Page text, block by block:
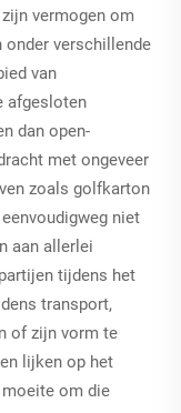
vermogen om
onder verschillende
van
afgesloten
dan open-
met ongeveer
zoals golfkarton
niet
aan allerlei
tijdens het
transport,
of zijn vorm te
lijken op het
om die